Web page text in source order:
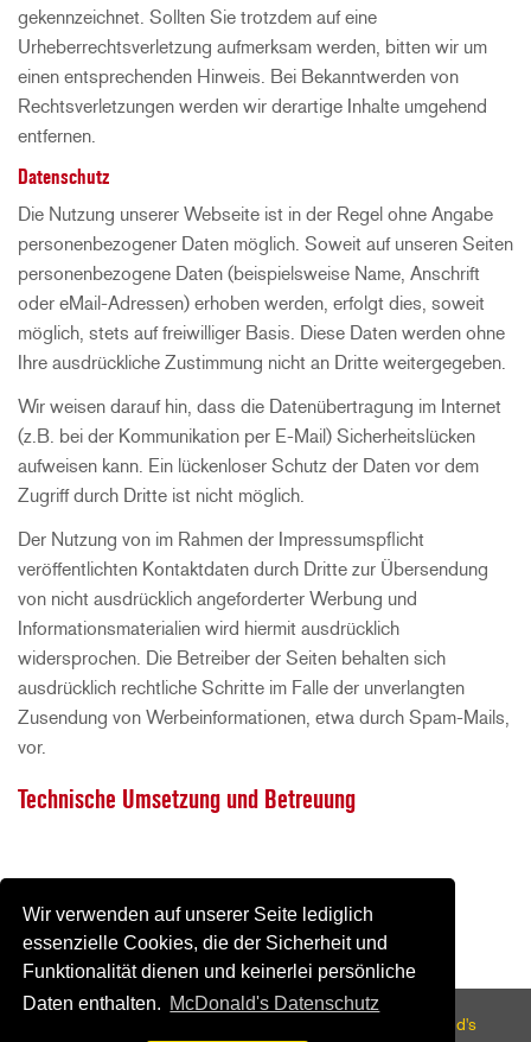
Wir verwenden auf unserer Seite lediglich
essenzielle Cookies, die der Sicherheit und
Funktionalität dienen und keinerlei persönliche
Daten enthalten. McDonald's Datenschutz
gekennzeichnet. Sollten Sie trotzdem auf eine
Urheberrechtsverletzung aufmerksam werden, bitten wir um
einen entsprechenden Hinweis. Bei Bekanntwerden von
Rechtsverletzungen werden wir derartige Inhalte umgehend
entfernen.
Datenschutz
Die Nutzung unserer Webseite ist in der Regel ohne Angabe
personenbezogener Daten möglich. Soweit auf unseren Seiten
personenbezogene Daten (beispielsweise Name, Anschrift
oder eMail-Adressen) erhoben werden, erfolgt dies, soweit
möglich, stets auf freiwilliger Basis. Diese Daten werden ohne
Ihre ausdrückliche Zustimmung nicht an Dritte weitergegeben.
Wir weisen darauf hin, dass die Datenübertragung im Internet
(z.B. bei der Kommunikation per E-Mail) Sicherheitslücken
aufweisen kann. Ein lückenloser Schutz der Daten vor dem
Zugriff durch Dritte ist nicht möglich.
Der Nutzung von im Rahmen der Impressumspflicht
veröffentlichten Kontaktdaten durch Dritte zur Übersendung
von nicht ausdrücklich angeforderter Werbung und
Informationsmaterialien wird hiermit ausdrücklich
widersprochen. Die Betreiber der Seiten behalten sich
ausdrücklich rechtliche Schritte im Falle der unverlangten
Zusendung von Werbeinformationen, etwa durch Spam-Mails,
vor.
Technische Umsetzung und Betreuung
McDonald's